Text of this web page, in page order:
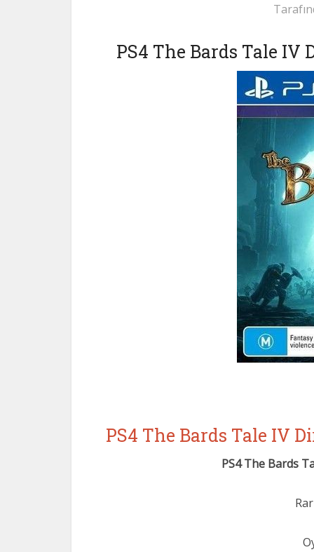
PS4 The Bards Tale IV
PS4 The Bards Tale IV
PS4 The Bards